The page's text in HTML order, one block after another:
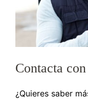
Contacta
¿Quieres saber